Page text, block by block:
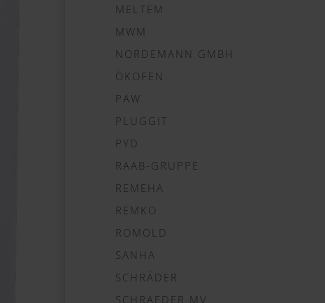
MELTEM
MWM
NORDEMANN GMBH
ÖKOFEN
PAW
PLUGGIT
PYD
RAAB-GRUPPE
REMEHA
REMKO
ROMOLD
SANHA
SCHRÄDER
SCHRAEDER MV